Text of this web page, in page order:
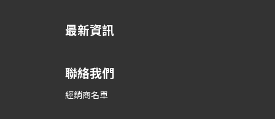
最新資訊
聯絡我們
經銷商名單